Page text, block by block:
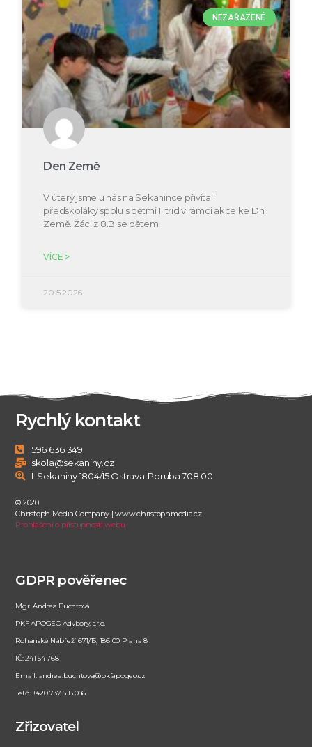
NEZAŘAZENÉ
Den Země
V úterý jsme u nás na Sekanince přivítali
předškoláky spolu s dětmi 1. tříd v rámci akce ke Dni
Země. Žáci z 8.B se dětem
VÍCE >
20.5.2026
Rychlý kontakt
596 636 349
skola@sekaniny.cz
I. Sekaniny 1804/15 Ostrava-Poruba 708 00
© 2020
Christoph Media Company | www.christophmedia.cz
Prohlášení o přístupnosti webu
GDPR pověřenec
Mgr. Andrea Buchtová
PKF APOGEO Advisory, s.r.o.
Rohanské Nábřeží 671/15, 186 00 Praha 8
IČ: 241 54 768
Email: andrea.buchtova@pkfapogeo.cz
Tel.č. +420 737 518 056
Zřizovatel